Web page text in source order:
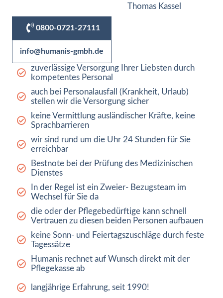
Thomas Kassel
0800-0721-27111
info@humanis-gmbh.de
zuverlässige Versorgung Ihrer Liebsten durch
kompetentes Personal
auch bei Personalausfall (Krankheit, Urlaub)
stellen wir die Versorgung sicher
keine Vermittlung ausländischer Kräfte, keine
Sprachbarrieren
wir sind rund um die Uhr 24 Stunden für Sie
erreichbar
Bestnote bei der Prüfung des Medizinischen
Dienstes
In der Regel ist ein Zweier- Bezugsteam im
Wechsel für Sie da
die oder der Pflegebedürftige kann schnell
Vertrauen zu diesen beiden Personen aufbauen
keine Sonn- und Feiertagszuschläge durch feste
Tagessätze
Humanis rechnet auf Wunsch direkt mit der
Pflegekasse ab
langjährige Erfahrung, seit 1990!